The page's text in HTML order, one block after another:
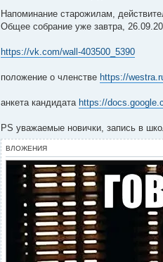
Напоминание старожилам,
Общее собрание уже завтра,
https://vk.com/wall-403500_5390
положение о членстве https://
анкета кандидата https://
PS уважаемые новички, запись в
ВЛОЖЕНИЯ